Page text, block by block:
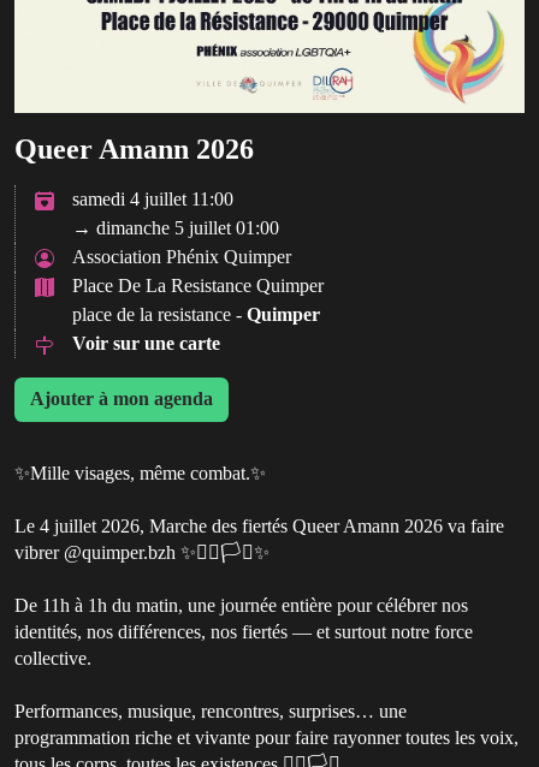
Queer Amann 2026
samedi 4 juillet 11:00
→ dimanche 5 juillet 01:00
Association Phénix Quimper
Place De La Resistance Quimper
place de la resistance - Quimper
Voir sur une carte
Ajouter à mon agenda
✨Mille visages, même combat.✨
Le 4 juillet 2026, Marche des fiertés Queer Amann 2026 va faire
vibrer @quimper.bzh ✨🏳️‍🌈🏳️‍⚧️✨
De 11h à 1h du matin, une journée entière pour célébrer nos
identités, nos différences, nos fiertés — et surtout notre force
collective.
Performances, musique, rencontres, surprises… une
programmation riche et vivante pour faire rayonner toutes les voix,